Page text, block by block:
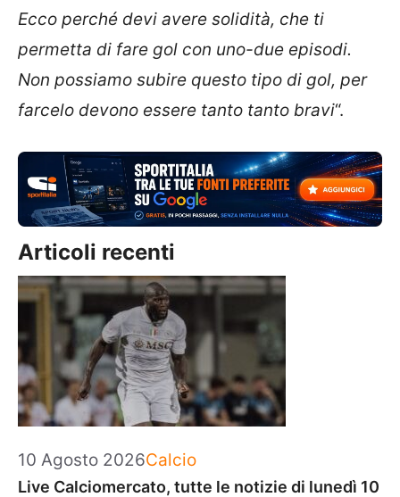
Ecco perché devi avere solidità, che ti
permetta di fare gol con uno-due episodi.
Non possiamo subire questo tipo di gol, per
farcelo devono essere tanto tanto bravi“.
Articoli recenti
10 Agosto 2026Categorie
Calcio
Live Calciomercato, tutte le notizie di lunedì 10